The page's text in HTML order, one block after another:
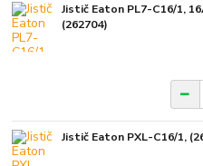
Jistič Eaton PL7-C16/1,
(262704)
Jistič Eaton PXL-C16/1,